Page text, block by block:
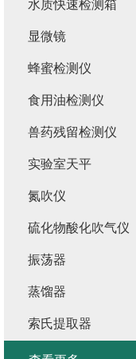
水质快速检测箱
显微镜
蜂蜜检测仪
食用油检测仪
兽药残留检测仪
实验室天平
氮吹仪
硫化物酸化吹气仪
振荡器
蒸馏器
索氏提取器